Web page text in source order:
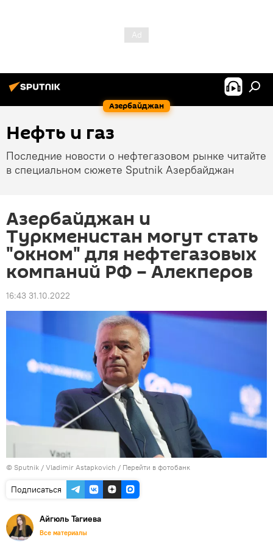
Азербайджан
Нефть и газ
Последние новости о нефтегазовом рынке читайте
в специальном сюжете Sputnik Азербайджан
Азербайджан и
Туркменистан могут стать
"окном" для нефтегазовых
компаний РФ – Алекперов
16:43 31.10.2022
© Sputnik / Vladimir Astapkovich / Перейти в фотобанк
Подписаться
Айгюль Тагиева
Все материалы